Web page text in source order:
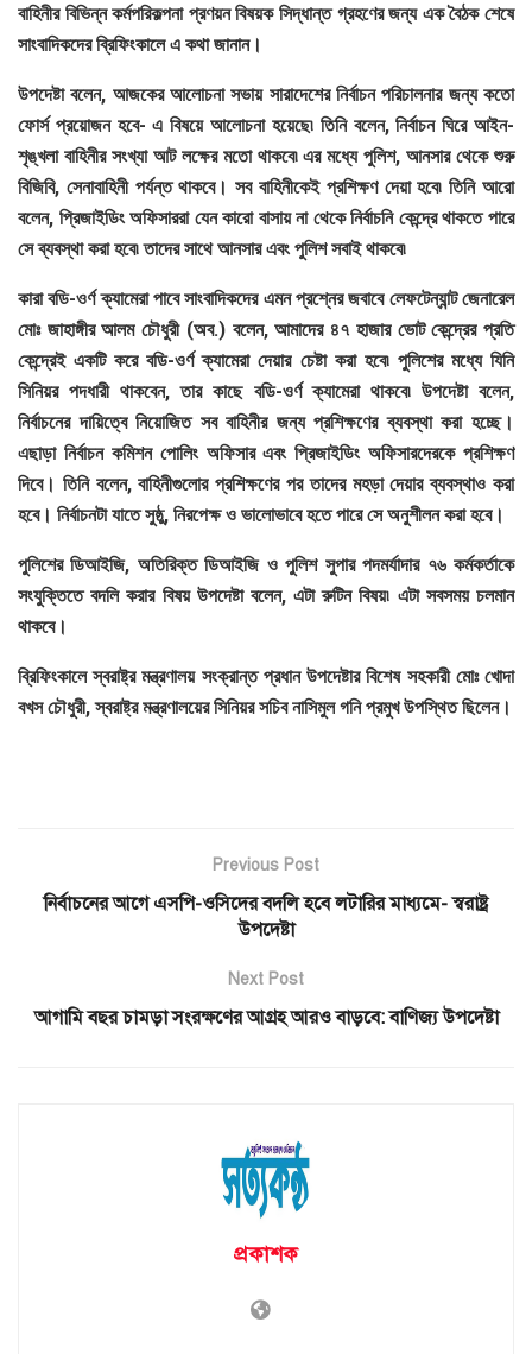
বাহিনীর বিভিন্ন কর্মপরিকল্পনা প্রণয়ন বিষয়ক সিদ্ধান্ত গ্রহণের জন্য এক বৈঠক শেষে
সাংবাদিকদের ব্রিফিংকালে এ কথা জানান।
উপদেষ্টা বলেন, আজকের আলোচনা সভায় সারাদেশের নির্বাচন পরিচালনার জন্য কতো
ফোর্স প্রয়োজন হবে- এ বিষয়ে আলোচনা হয়েছে৷ তিনি বলেন, নির্বাচন ঘিরে আইন-
শৃঙ্খলা বাহিনীর সংখ্যা আট লক্ষের মতো থাকবে৷ এর মধ্যে পুলিশ, আনসার থেকে শুরু
বিজিবি, সেনাবাহিনী পর্যন্ত থাকবে। সব বাহিনীকেই প্রশিক্ষণ দেয়া হবে৷ তিনি আরো
বলেন, প্রিজাইডিং অফিসাররা যেন কারো বাসায় না থেকে নির্বাচনি কেন্দ্রে থাকতে পারে
সে ব্যবস্থা করা হবে৷ তাদের সাথে আনসার এবং পুলিশ সবাই থাকবে৷
কারা বডি-ওর্ণ ক্যামেরা পাবে সাংবাদিকদের এমন প্রশ্নের জবাবে লেফটেন্যান্ট জেনারেল
মোঃ জাহাঙ্গীর আলম চৌধুরী (অব.) বলেন, আমাদের ৪৭ হাজার ভোট কেন্দ্রের প্রতি
কেন্দ্রেই একটি করে বডি-ওর্ণ ক্যামেরা দেয়ার চেষ্টা করা হবে৷ পুলিশের মধ্যে যিনি
সিনিয়র পদধারী থাকবেন, তার কাছে বডি-ওর্ণ ক্যামেরা থাকবে৷ উপদেষ্টা বলেন,
নির্বাচনের দায়িত্বে নিয়োজিত সব বাহিনীর জন্য প্রশিক্ষণের ব্যবস্থা করা হচ্ছে।
এছাড়া নির্বাচন কমিশন পোলিং অফিসার এবং প্রিজাইডিং অফিসারদেরকে প্রশিক্ষণ
দিবে। তিনি বলেন, বাহিনীগুলোর প্রশিক্ষণের পর তাদের মহড়া দেয়ার ব্যবস্থাও করা
হবে। নির্বাচনটা যাতে সুষ্ঠু, নিরপেক্ষ ও ভালোভাবে হতে পারে সে অনুশীলন করা হবে।
পুলিশের ডিআইজি, অতিরিক্ত ডিআইজি ও পুলিশ সুপার পদমর্যাদার ৭৬ কর্মকর্তাকে
সংযুক্তিতে বদলি করার বিষয় উপদেষ্টা বলেন, এটা রুটিন বিষয়৷ এটা সবসময় চলমান
থাকবে।
ব্রিফিংকালে স্বরাষ্ট্র মন্ত্রণালয় সংক্রান্ত প্রধান উপদেষ্টার বিশেষ সহকারী মোঃ খোদা
বখস চৌধুরী, স্বরাষ্ট্র মন্ত্রণালয়ের সিনিয়র সচিব নাসিমুল গনি প্রমুখ উপস্থিত ছিলেন।
Previous Post
নির্বাচনের আগে এসপি-ওসিদের বদলি হবে লটারির মাধ্যমে- স্বরাষ্ট্র
উপদেষ্টা
Next Post
আগামি বছর চামড়া সংরক্ষণের আগ্রহ আরও বাড়বে: বাণিজ্য উপদেষ্টা
প্রকাশক